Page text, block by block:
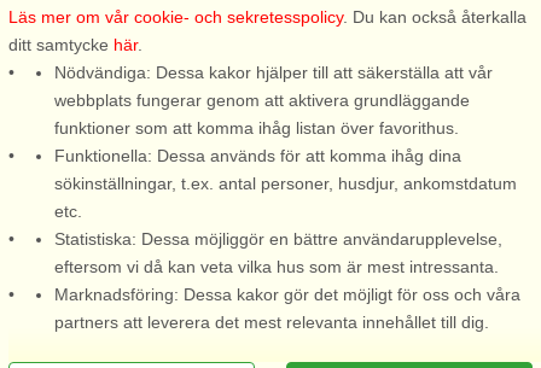
Litet men perfekt planerat, det
är vad denna lilla stuga är.
Uppdelat på 1,5 våningar så
får allt man behöver plats!
Stugan är nyrenoverad och har
både nytt kök och nytt badrum.
Köket är öppet till en ...
från 4.508 SEK
Välkommen till ett mysigt hus
Öland med naturen nära inpå.
Här bor ni i den fina
mittlandsskogen och kan njuta
av härlig lövskog med fina
blommor då säsongen tillåter.
från 6.860 SEK
Se alla 33 Stugsommar Stugor i Öland Södra
Läs mer om vår cookie- och sekretesspolicy. Du kan också återkalla
ditt samtycke här.
Nödvändiga: Dessa kakor hjälper till att säkerställa att vår
webbplats fungerar genom att aktivera grundläggande
funktioner som att komma ihåg listan över favorithus.
Funktionella: Dessa används för att komma ihåg dina
sökinställningar, t.ex. antal personer, husdjur, ankomstdatum
etc.
Statistiska: Dessa möjliggör en bättre användarupplevelse,
eftersom vi då kan veta vilka hus som är mest intressanta.
Marknadsföring: Dessa kakor gör det möjligt för oss och våra
partners att leverera det mest relevanta innehållet till dig.